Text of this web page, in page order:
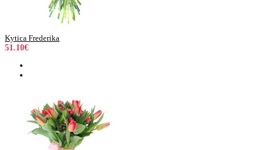
Kytica Frederika
51.10€